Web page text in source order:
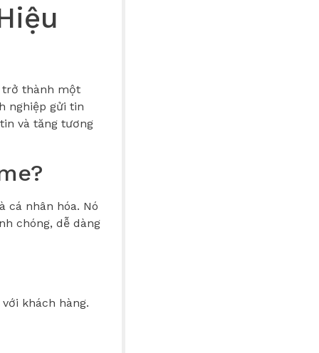
thành một
nghiệp gửi tin
và tăng tương
cá nhân hóa. Nó
chóng, dễ dàng
khách hàng.